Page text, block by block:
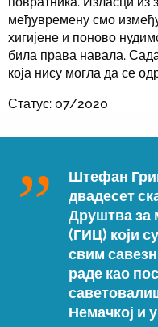
међувремену смо
хигијене и поново
била права навала.
која нису могла да се
Статус: 07/2020
Штефан
двадесет
Друштва за
(ГИЦ) који
свим
раде као
Немачкој и